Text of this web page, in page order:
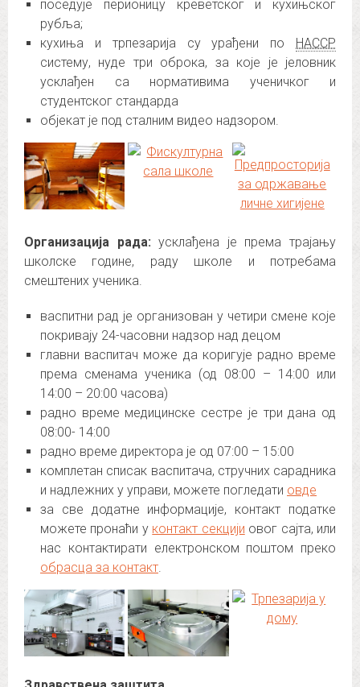
поседује перионицу креветског и кухињског
рубља;
кухиња и трпезарија су урађени по
HACCP
систему, нуде три оброка, за које је јеловник
усклађен са нормативима ученичког и
студентског стандарда
објекат је под сталним видео надзором.
Организација рада: усклађена је према трајању
школске године, раду школе и потребама
смештених ученика.
васпитни рад је организован у четири смене које
покривају 24-часовни надзор над децом
главни васпитач може да коригује радно време
према сменама ученика (од 08:00 – 14:00 или
14:00 – 20:00 часова)
радно време медицинске сестре је три дана од
08:00- 14:00
радно време директора је од 07:00 – 15:00
комплетан списак васпитача, стручних сарадника
и надлежних у управи, можете погледати овде
за све додатне информације, контакт податке
можете пронаћи у контакт секцији овог сајта, или
нас контактирати електронском поштом преко
обрасца за контакт.